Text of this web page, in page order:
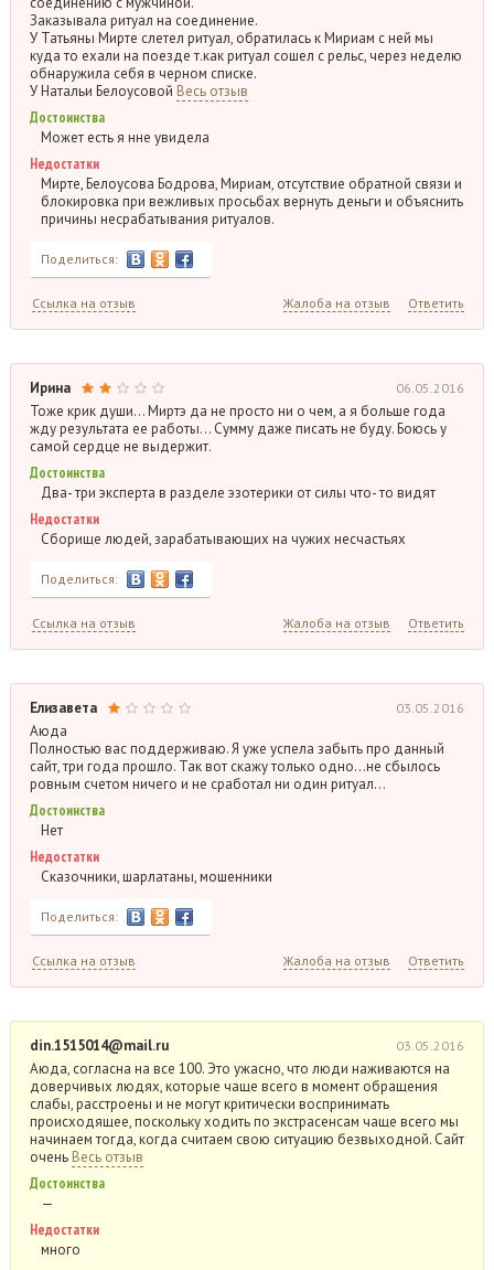
Заказывала ритуал на соединение.
У Татьяны Мирте слетел ритуал, обратилась к Мириам с ней мы
куда то ехали на поезде т.как ритуал сошел с рельс, через неделю
обнаружила себя в черном списке.
У Натальи Белоусовой Весь отзыв
Достоинства
Может есть я нне увидела
Недостатки
Мирте, Белоусова Бодрова, Мириам, отсутствие обратной связи и
блокировка при вежливых просьбах вернуть деньги и объяснить
причины несрабатывания ритуалов.
Поделиться:
Ссылка на отзыв Жалоба на отзыв Ответить
Ирина 06.05.2016
Тоже крик души… Миртэ да не просто ни о чем, а я больше года
жду результата ее работы… Сумму даже писать не буду. Боюсь у
самой сердце не выдержит.
Достоинства
Два- три эксперта в разделе эзотерики от силы что- то видят
Недостатки
Сборище людей, зарабатывающих на чужих несчастьях
Поделиться:
Ссылка на отзыв Жалоба на отзыв Ответить
Елизавета 03.05.2016
Аюда
Полностью вас поддерживаю. Я уже успела забыть про данный
сайт, три года прошло. Так вот скажу только одно…не сбылось
ровным счетом ничего и не сработал ни один ритуал…
Достоинства
Нет
Недостатки
Сказочники, шарлатаны, мошенники
Поделиться:
Ссылка на отзыв Жалоба на отзыв Ответить
din.1515014@mail.ru 03.05.2016
Аюда, согласна на все 100. Это ужасно, что люди наживаются на
доверчивых людях, которые чаще всего в момент обращения
слабы, расстроены и не могут критически воспринимать
происходящее, поскольку ходить по экстрасенсам чаще всего мы
начинаем тогда, когда считаем свою ситуацию безвыходной. Сайт
очень Весь отзыв
Достоинства
—
Недостатки
много